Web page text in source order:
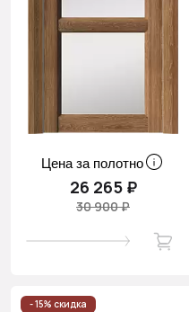
Цена за полотно
26 265 ₽
30 900 ₽
- 15% скидка